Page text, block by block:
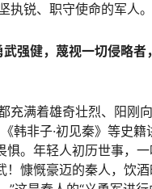
锐、职守使命的军人。
强健，蔑视一切侵略者
充满着雄奇壮烈、阳刚
韩非子·初见秦》等史
惧。年轻人初历世事，
！慷慨豪迈的秦人，饮